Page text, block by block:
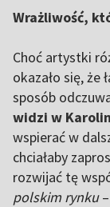
Wrażliwość,
Choć artystki
okazało się, że
sposób
widzi w
wspierać w
chciałaby
rozwijać tę
polskim rynku